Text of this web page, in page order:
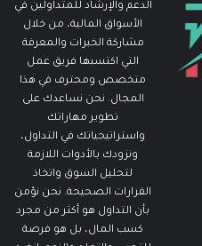
الدعم والإرشاد للمتداولين في
الأسواق المالية، من خلال
مشاركة الخبرات والمعرفة
التي اكتسبها فريق عمل
متخصص ومحترف في هذا
المجال. نحن نساعدك على
تطوير مهاراتك
واستراتيجياتك في التداول،
ونزودك بالأدوات اللازمة
لتحليل السوق واتخاذ
القرارات الصحيحة. نحن نؤمن
بأن التداول هو أكثر من مجرد
كسب المال، بل هو فرصة